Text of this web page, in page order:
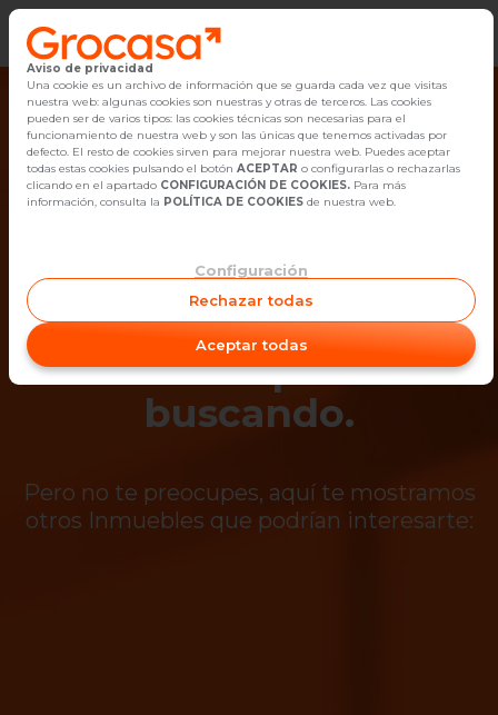
Vender
Buscar Inmuebles
Alquiler
Empleo
Oficinas
Contacto
¡Ups! Ya no está
disponible el
inmueble que estás
buscando.
Pero no te preocupes, aquí te mostramos
otros Inmuebles que podrían interesarte:
Aviso de privacidad
Una cookie es un archivo de información que se guarda cada vez que visitas
nuestra web: algunas cookies son nuestras y otras de terceros. Las cookies
pueden ser de varios tipos: las cookies técnicas son necesarias para el
funcionamiento de nuestra web y son las únicas que tenemos activadas por
defecto. El resto de cookies sirven para mejorar nuestra web. Puedes aceptar
todas estas cookies pulsando el botón ACEPTAR o configurarlas o rechazarlas
clicando en el apartado CONFIGURACIÓN DE COOKIES. Para más
información, consulta la POLÍTICA DE COOKIES de nuestra web.
Configuración
Rechazar todas
Aceptar todas